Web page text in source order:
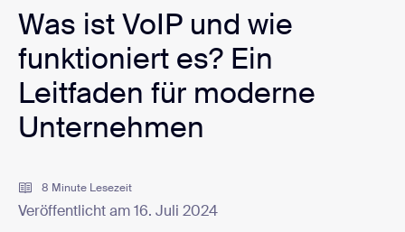
Was ist VoIP und wie
funktioniert es? Ein
Leitfaden für moderne
Unternehmen
8 Minute Lesezeit
Veröffentlicht am 16. Juli 2024